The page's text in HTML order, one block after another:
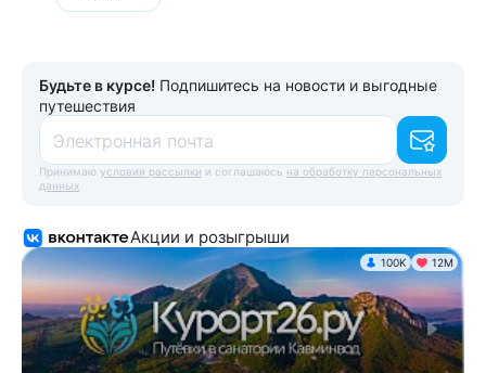
Будьте в курсе! Подпишитесь на новости и выгодные
путешествия
Электронная почта
Принимаю условия рассылки и соглашаюсь на обработку персональных
данных
Акции и розыгрыши
100K 12М